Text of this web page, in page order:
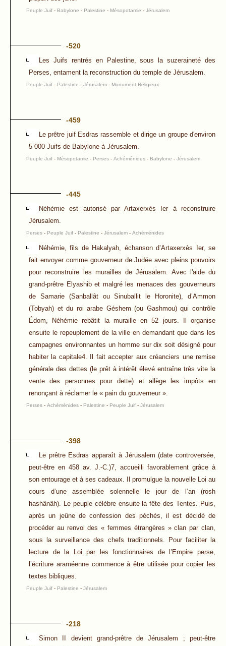
Peuple Juif - Babylone - Palestine - Mésopotamie - Jérusalem
-520
Les Juifs rentrés en Palestine, sous la suzeraineté des
Perses, entament la reconstruction du temple de Jérusalem.
Peuple Juif - Palestine - Jérusalem - Monument Religieux
-459
Le prêtre juif Esdras rassemble et dirige un groupe d'environ
5 000 Juifs de Babylone à Jérusalem.
Peuple Juif - Mésopotamie - Perses - Achéménides - Babylone - Jérusalem
-445
Néhémie est autorisé par Artaxerxès Ier à reconstruire
Jérusalem.
Perses - Peuple Juif - Palestine - Jérusalem - Achéménides
Néhémie, fils de Hakalyah, échanson d’Artaxerxès Ier, se
fait envoyer comme gouverneur de Judée avec pleins pouvoirs
pour reconstruire les murailles de Jérusalem. Avec l'aide du
grand-prêtre Elyashib et malgré les menaces des gouverneurs
de Samarie (Sanballât ou Sinuballit le Horonite), d’Ammon
(Tobyah) et du roi arabe Géshem (ou Gashmou) qui contrôle
Édom, Néhémie rebâtit la muraille en 52 jours. Il organise
ensuite le repeuplement de la ville en demandant que dans les
campagnes environnantes un homme sur dix soit désigné pour
habiter la capitale4. Il fait accepter aux créanciers une remise
générale des dettes (le prêt à intérêt élevé entraîne très vite la
vente des personnes pour dette) et allège les impôts en
renonçant à réclamer le « pain du gouverneur ».
Perses - Achéménides - Palestine - Peuple Juif - Jérusalem
-398
Le prêtre Esdras apparaît à Jérusalem (date controversée,
peut-être en 458 av. J.-C.)7, accueilli favorablement grâce à
son entourage et à ses cadeaux. Il promulgue la nouvelle Loi au
cours d’une assemblée solennelle le jour de l’an (rosh
hashânâh). Le peuple célèbre ensuite la fête des Tentes. Puis,
après un jeûne de confession des péchés, il est décidé de
procéder au renvoi des « femmes étrangères » clan par clan,
sous la surveillance des chefs traditionnels. Pour faciliter la
lecture de la Loi par les fonctionnaires de l’Empire perse,
l’écriture araméenne commence à être utilisée pour copier les
textes bibliques.
Peuple Juif - Palestine - Jérusalem
-218
Simon II devient grand-prêtre de Jérusalem ; peut-être